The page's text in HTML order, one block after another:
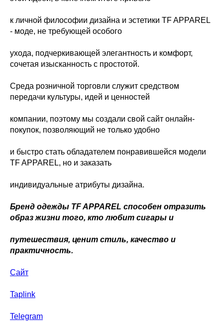
к личной философии дизайна и эстетики TF APPAREL
- моде, не требующей особого
ухода, подчеркивающей элегантность и комфорт,
сочетая изысканность с простотой.
Среда розничной торговли служит средством
передачи культуры, идей и ценностей
компании, поэтому мы создали свой сайт онлайн-
покупок, позволяющий не только удобно
и быстро стать обладателем понравившейся модели
TF APPAREL, но и заказать
индивидуальные атрибуты дизайна.
Бренд одежды TF APPAREL способен отразить
образ жизни того, кто любит сигары и
путешествия, ценит стиль, качество и
практичность.
Сайт
Taplink
Telegram